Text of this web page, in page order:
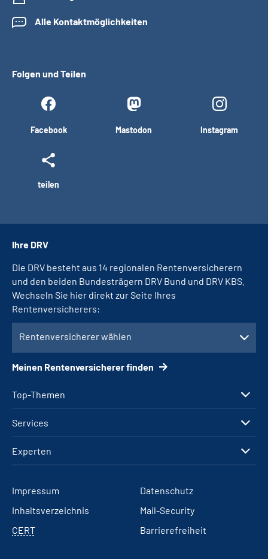
Alle Kontaktmöglichkeiten
Folgen und Teilen
Facebook Mastodon Instagram
teilen
Top-Themen
Services
Experten
Ihre DRV
Die DRV besteht aus 14 regionalen Rentenversicherern
und den beiden Bundesträgern DRV Bund und DRV KBS.
Wechseln Sie hier direkt zur Seite Ihres
Rentenversicherers:
Rentenversicherer wählen
Meinen Rentenversicherer finden
Impressum
Datenschutz
Inhaltsverzeichnis
Mail-Security
CERT
Barrierefreiheit